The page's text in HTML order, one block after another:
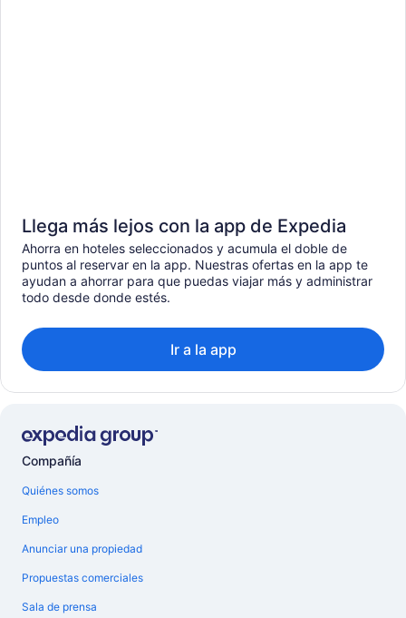
Llega más lejos con la app de Expedia
Ahorra en hoteles seleccionados y acumula el doble de
puntos al reservar en la app. Nuestras ofertas en la app te
ayudan a ahorrar para que puedas viajar más y administrar
todo desde donde estés.
Ir a la app
Compañía
Quiénes somos
Empleo
Anunciar una propiedad
Propuestas comerciales
Sala de prensa